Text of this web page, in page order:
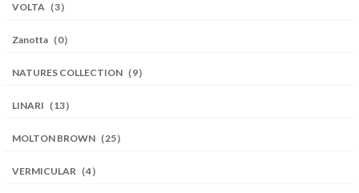
VOLTA（3）
Zanotta（0）
NATURES COLLECTION（9）
LINARI（13）
MOLTON BROWN（25）
VERMICULAR（4）